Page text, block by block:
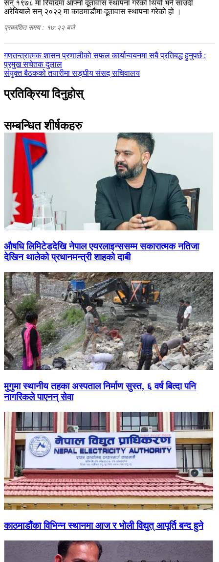
सन् १९७८ मा रियादमा आफ्नो दूतावास स्थापना गरेको थियो भने साउदी
अरेबियाले सन् २०२२ मा काठमाडौंमा दूतावास स्थापना गरेको हो ।
प्रकाशित समय : १७:२२ बजे
पछिल्लाे
-
गणतन्त्रात्मक शासन प्रणालीको सफल कार्यान्वयनमा सबै प्रतिबद्ध हुनुपर्छ :
प्रमुख सचेतक दुलाल
अघिल्लाे
संयुक्त बैठकको तयारीमा सङ्घीय संसद् सचिवालय
प्रतिक्रिया दिनुहोस्
सम्बन्धित शीर्षकहरु
औषधि लिमिटेडदेखि नेपाल एयरलाइन्ससम्म सकारात्मक नतिजा
देखिन थालेको प्रधानमन्त्री शाहको दाबी
मुगुमा स्थानीय तहका अस्पताल निर्माण सुस्त, ६ वर्ष बित्दा पनि
नागरिकले पाएनन् सेवा
काठमाडौंका विभिन्न स्थानमा आज र भोली विद्युत् आपूर्ति बन्द हुने